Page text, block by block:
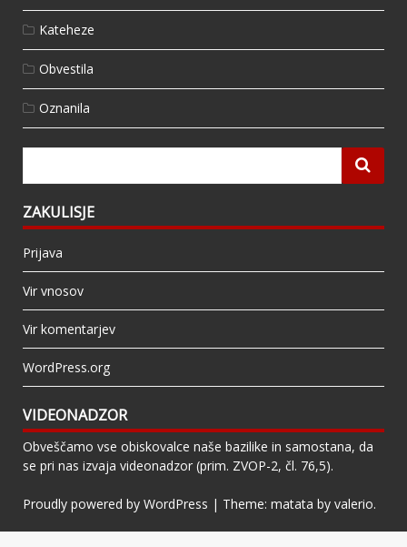
Kateheze
Obvestila
Oznanila
ZAKULISJE
Prijava
Vir vnosov
Vir komentarjev
WordPress.org
VIDEONADZOR
Obveščamo vse obiskovalce naše bazilike in samostana, da
se pri nas izvaja videonadzor (prim. ZVOP-2, čl. 76,5).
Proudly powered by WordPress | Theme: matata by valerio.